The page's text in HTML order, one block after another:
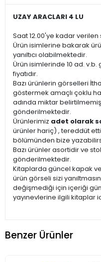
UZAY ARACLARI 4 LU
Saat 12.00'ye kadar
Ürün isimlerine bakarak
yanıltıcı olabilmektedir.
Ürün isimlerinde 10 ad.
fiyatıdır.
Bazı ürünlerin görselleri
göstermek amaçlı çoklu
adında miktar
gönderilmektedir.
Ürünlerimiz adet olarak
ürünler hariç) , tereddüt
bölümünden bize
Bazı ürünler asortidir ve
gönderilmektedir.
Kitaplarda güncel kapak
ürün görseli sizi
değişmediği için içeriği
yayınevlerine ilgili kitaplar
Benzer Ürünler